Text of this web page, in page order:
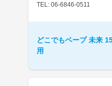
TEL: 06-6846-0511
どこでもベープ 未来
用